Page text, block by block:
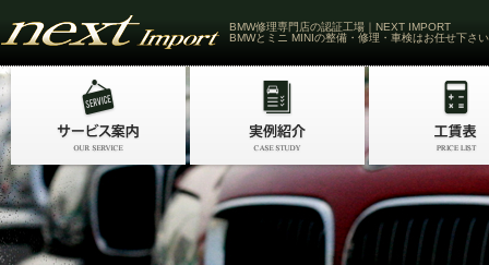
BMW修理専門店の認証工場｜NEXT IMPORT
BMWとミニ MINIの整備・修理・車検はお任せ下さい